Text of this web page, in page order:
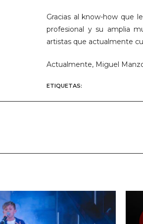
Gracias al know-how que
profesional y su amplia
artistas que actualmente
Actualmente, Miguel
ETIQUETAS: